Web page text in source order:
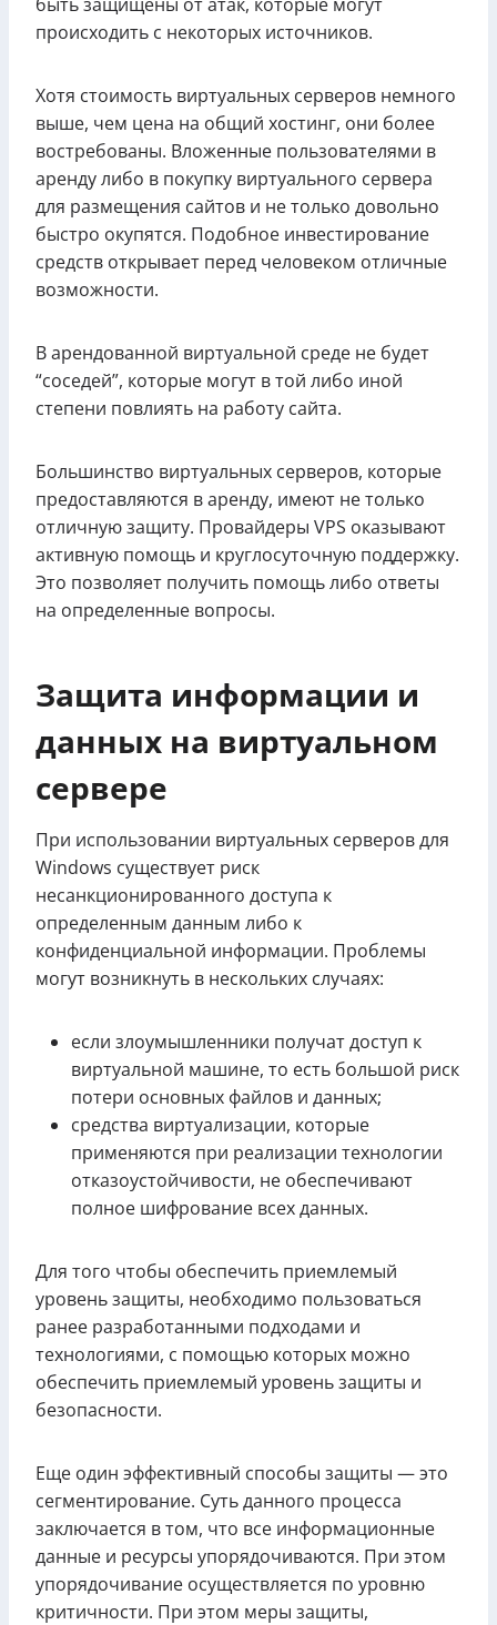
происходить с некоторых источников.
Хотя стоимость виртуальных серверов немного
выше, чем цена на общий хостинг, они более
востребованы. Вложенные пользователями в
аренду либо в покупку виртуального сервера
для размещения сайтов и не только довольно
быстро окупятся. Подобное инвестирование
средств открывает перед человеком отличные
возможности.
В арендованной виртуальной среде не будет
“соседей”, которые могут в той либо иной
степени повлиять на работу сайта.
Большинство виртуальных серверов, которые
предоставляются в аренду, имеют не только
отличную защиту. Провайдеры VPS оказывают
активную помощь и круглосуточную поддержку.
Это позволяет получить помощь либо ответы
на определенные вопросы.
Защита информации и
данных на виртуальном
сервере
При использовании виртуальных серверов для
Windows существует риск
несанкционированного доступа к
определенным данным либо к
конфиденциальной информации. Проблемы
могут возникнуть в нескольких случаях:
если злоумышленники получат доступ к
виртуальной машине, то есть большой риск
потери основных файлов и данных;
средства виртуализации, которые
применяются при реализации технологии
отказоустойчивости, не обеспечивают
полное шифрование всех данных.
Для того чтобы обеспечить приемлемый
уровень защиты, необходимо пользоваться
ранее разработанными подходами и
технологиями, с помощью которых можно
обеспечить приемлемый уровень защиты и
безопасности.
Еще один эффективный способы защиты — это
сегментирование. Суть данного процесса
заключается в том, что все информационные
данные и ресурсы упорядочиваются. При этом
упорядочивание осуществляется по уровню
критичности. При этом меры защиты,